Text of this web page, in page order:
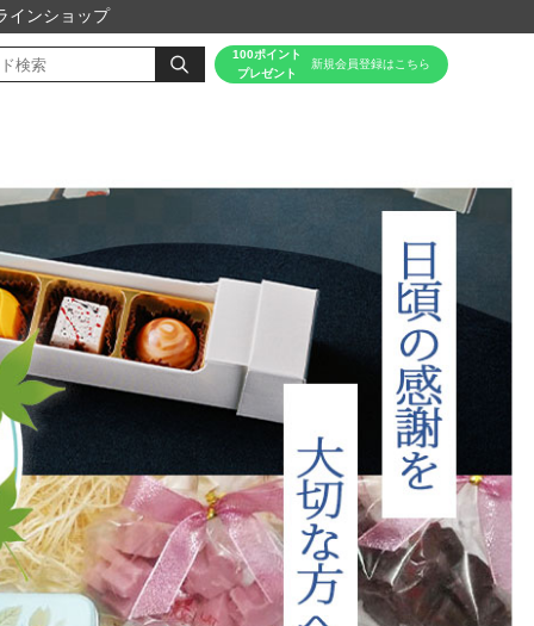
インショップ
100ポイント
プレゼント
新規会員登録はこちら